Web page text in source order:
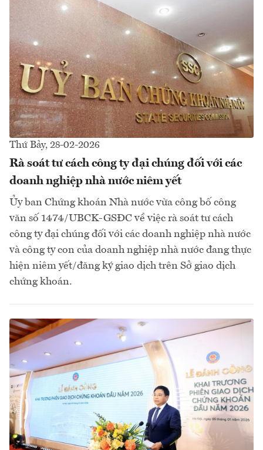
Thứ Bảy, 28-02-2026
Rà soát tư cách công ty đại chúng đối với các
doanh nghiệp nhà nước niêm yết
Ủy ban Chứng khoán Nhà nước vừa công bố công
văn số 1474/UBCK-GSĐC về việc rà soát tư cách
công ty đại chúng đối với các doanh nghiệp nhà nước
và công ty con của doanh nghiệp nhà nước đang thực
hiện niêm yết/đăng ký giao dịch trên Sở giao dịch
chứng khoán.